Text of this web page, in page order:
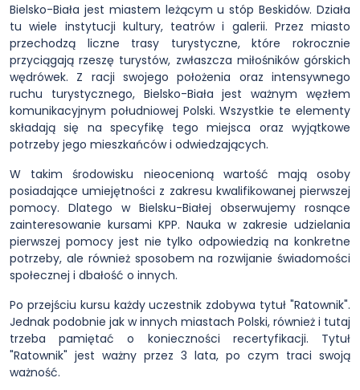
Bielsko-Biała jest miastem leżącym u stóp Beskidów. Działa
tu wiele instytucji kultury, teatrów i galerii. Przez miasto
przechodzą liczne trasy turystyczne, które rokrocznie
przyciągają rzeszę turystów, zwłaszcza miłośników górskich
wędrówek. Z racji swojego położenia oraz intensywnego
ruchu turystycznego, Bielsko-Biała jest ważnym węzłem
komunikacyjnym południowej Polski. Wszystkie te elementy
składają się na specyfikę tego miejsca oraz wyjątkowe
potrzeby jego mieszkańców i odwiedzających.
W takim środowisku nieocenioną wartość mają osoby
posiadające umiejętności z zakresu kwalifikowanej pierwszej
pomocy. Dlatego w Bielsku-Białej obserwujemy rosnące
zainteresowanie kursami KPP. Nauka w zakresie udzielania
pierwszej pomocy jest nie tylko odpowiedzią na konkretne
potrzeby, ale również sposobem na rozwijanie świadomości
społecznej i dbałość o innych.
Po przejściu kursu każdy uczestnik zdobywa tytuł "Ratownik".
Jednak podobnie jak w innych miastach Polski, również i tutaj
trzeba pamiętać o konieczności recertyfikacji. Tytuł
"Ratownik" jest ważny przez 3 lata, po czym traci swoją
ważność.